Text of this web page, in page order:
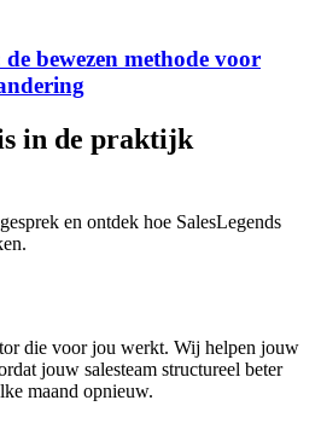
bewezen methode voor
in de praktijk
en ontdek hoe SalesLegends
die voor jou werkt. Wij helpen jouw
jouw salesteam structureel beter
maand opnieuw.